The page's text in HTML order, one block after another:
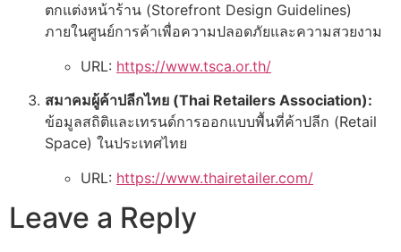
ตกแต่งหน้าร้าน (Storefront Design Guidelines)
ภายในศูนย์การค้าเพื่อความปลอดภัยและความสวยงาม
URL: https://www.tsca.or.th/
สมาคมผู้ค้าปลีกไทย (Thai Retailers Association):
ข้อมูลสถิติและเทรนด์การออกแบบพื้นที่ค้าปลีก (Retail
Space) ในประเทศไทย
URL: https://www.thairetailer.com/
Leave a Reply